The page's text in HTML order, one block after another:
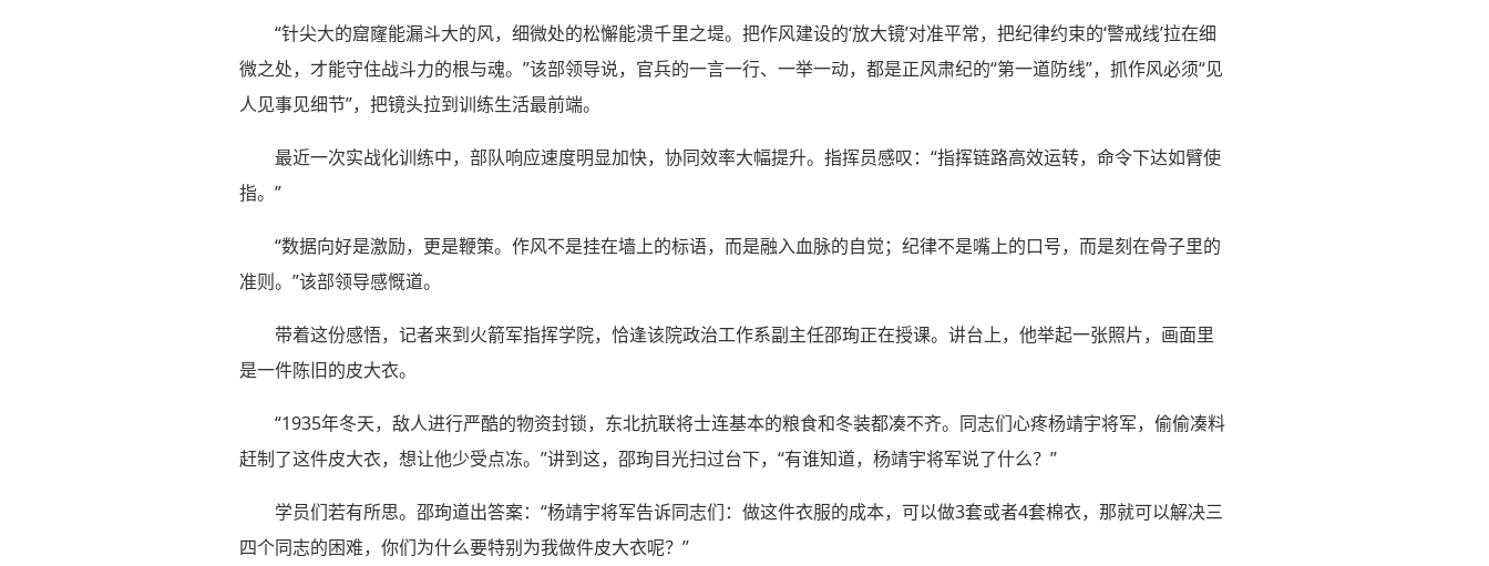
“针尖大的窟窿能漏斗大的风，细微处的松懈能溃千里之堤。把作风建设的‘放大镜’对准平常，把纪律约束的‘警戒线’拉在细
微之处，才能守住战斗力的根与魂。”该部领导说，官兵的一言一行、一举一动，都是正风肃纪的“第一道防线”，抓作风必须“见
人见事见细节”，把镜头拉到训练生活最前端。
最近一次实战化训练中，部队响应速度明显加快，协同效率大幅提升。指挥员感叹：“指挥链路高效运转，命令下达如臂使
指。”
“数据向好是激励，更是鞭策。作风不是挂在墙上的标语，而是融入血脉的自觉；纪律不是嘴上的口号，而是刻在骨子里的
准则。”该部领导感慨道。
带着这份感悟，记者来到火箭军指挥学院，恰逢该院政治工作系副主任邵珣正在授课。讲台上，他举起一张照片，画面里
是一件陈旧的皮大衣。
“1935年冬天，敌人进行严酷的物资封锁，东北抗联将士连基本的粮食和冬装都凑不齐。同志们心疼杨靖宇将军，偷偷凑料
赶制了这件皮大衣，想让他少受点冻。”讲到这，邵珣目光扫过台下，“有谁知道，杨靖宇将军说了什么？”
学员们若有所思。邵珣道出答案：“杨靖宇将军告诉同志们：做这件衣服的成本，可以做3套或者4套棉衣，那就可以解决三
四个同志的困难，你们为什么要特别为我做件皮大衣呢？”